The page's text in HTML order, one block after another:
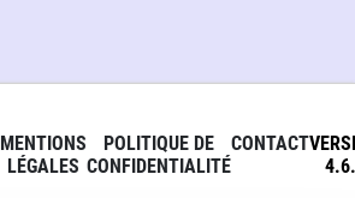
MENTIONS
LÉGALES
POLITIQUE DE
CONFIDENTIALITÉ
CONTACT